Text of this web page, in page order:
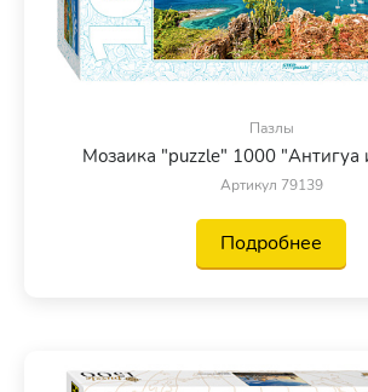
Пазлы
Мозаика "puzzle" 1000 "Антигуа
Артикул 79139
Подробнее